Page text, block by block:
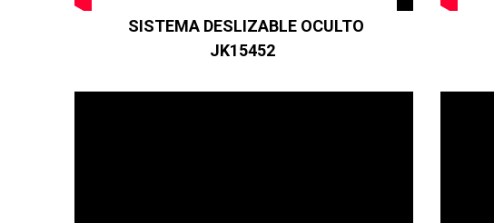
SISTEMA DESLIZABLE OCULTO
JK15452